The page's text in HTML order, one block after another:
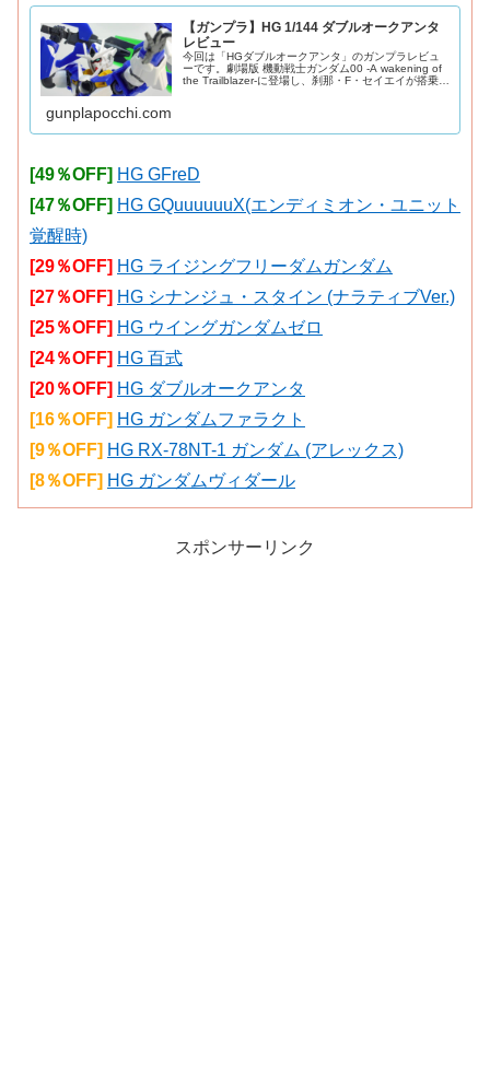
【ガンプラ】HG 1/144 ダブルオークアンタ
レビュー
今回は「HGダブルオークアンタ」のガンプラレビュ
ーです。劇場版 機動戦士ガンダム00 -A wakening of
the Trailblazer-に登場し、刹那・F・セイエイが搭乗し
gunplapocchi.com
[49％OFF] HG GFreD
[47％OFF] HG GQuuuuuuX(エンディミオン・ユニット
覚醒時)
[29％OFF] HG ライジングフリーダムガンダム
[27％OFF] HG シナンジュ・スタイン (ナラティブVer.)
[25％OFF] HG ウイングガンダムゼロ
[24％OFF] HG 百式
[20％OFF] HG ダブルオークアンタ
[16％OFF] HG ガンダムファラクト
[9％OFF] HG RX-78NT-1 ガンダム (アレックス)
[8％OFF] HG ガンダムヴィダール
スポンサーリンク